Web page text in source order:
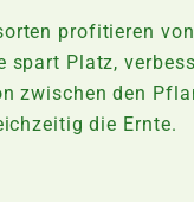
profitieren
spart Platz,
zwischen den
die Ernte.